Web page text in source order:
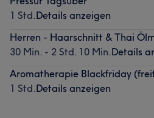
1 Std.Details anzeigen
Herren - Haarschnitt & Thai
30 Min. - 2 Std. 10 Min.Details
Aromatherapie Blackfriday
1 Std.Details anzeigen